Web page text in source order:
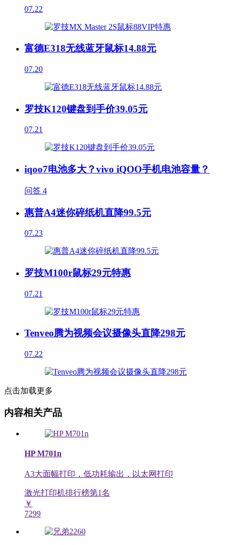
07.22
富德E318无线蓝牙鼠标14.88元
07.20
罗技K120键盘到手价39.05元
07.21
iqoo7电池多大？vivo iQOO手机电池容量？
问答 4
惠普A4迷你碎纸机直降99.5元
07.23
罗技M100r鼠标29元特惠
07.21
Tenveo腾为视频会议摄像头直降298元
07.22
点击加载更多
内容相关产品
HP M701n
A3大面幅打印，低功耗输出，以太网打印
激光打印机排行榜第1名
￥
7299